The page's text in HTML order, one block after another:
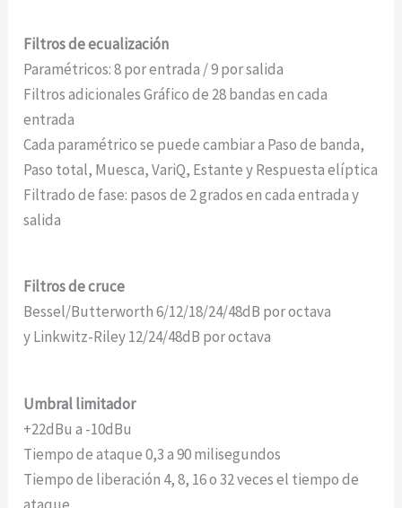
Filtros de ecualización
Paramétricos: 8 por entrada / 9 por salida
Filtros adicionales Gráfico de 28 bandas en cada
entrada
Cada paramétrico se puede cambiar a Paso de banda,
Paso total, Muesca, VariQ, Estante y Respuesta elíptica
Filtrado de fase: pasos de 2 grados en cada entrada y
salida
Filtros de cruce
Bessel/Butterworth 6/12/18/24/48dB por octava
y Linkwitz-Riley 12/24/48dB por octava
Umbral limitador
+22dBu a -10dBu
Tiempo de ataque 0,3 a 90 milisegundos
Tiempo de liberación 4, 8, 16 o 32 veces el tiempo de